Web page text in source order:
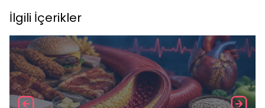
İlgili İçerikler